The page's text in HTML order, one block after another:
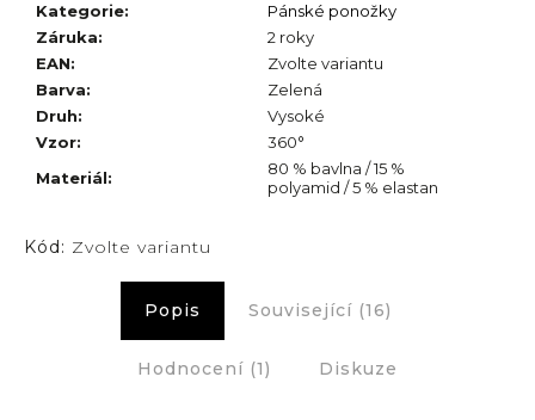
Kategorie:
Pánské ponožky
Záruka:
2 roky
EAN:
Zvolte variantu
Barva:
Zelená
Druh:
Vysoké
Vzor:
360°
Materiál:
80 % bavlna / 15 %
polyamid / 5 % elastan
Kód: Zvolte variantu
Popis Související (16)
Hodnocení (1) Diskuze